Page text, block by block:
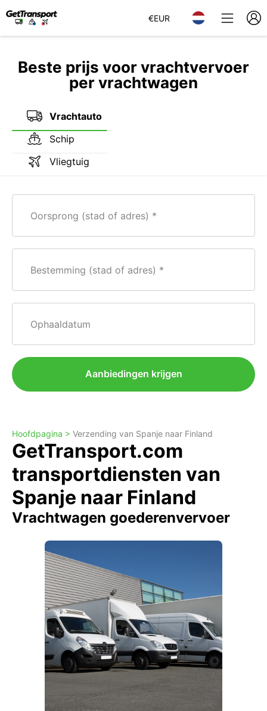
€EUR
Beste prijs voor vrachtvervoer
per vrachtwagen
Vrachtauto
Schip
Vliegtuig
Oorsprong (stad of adres)
Bestemming (stad of adres)
Ophaaldatum
Aanbiedingen krijgen
Hoofdpagina > Verzending van Spanje naar Finland
GetTransport.com
transportdiensten van
Spanje naar Finland
Vrachtwagen goederenvervoer